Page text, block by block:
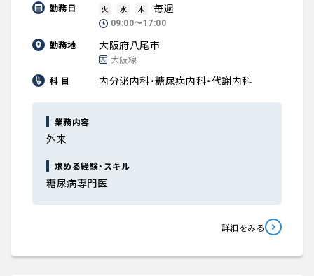
勤務日 火 水 木 毎週
09:00〜17:00
勤務地 大阪府八尾市
大阪線
科 目
内分泌内科・糖尿病内科・代謝内科
業務内容
外来
求める経験・スキル
糖尿病専門医
詳細をみる